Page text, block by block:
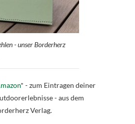
- unser Borderherz
* - zum Eintragen deiner
- aus dem
Verlag.